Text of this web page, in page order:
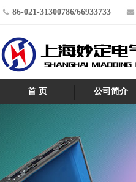
86-021-31300786/66933733
首 页 公司简介